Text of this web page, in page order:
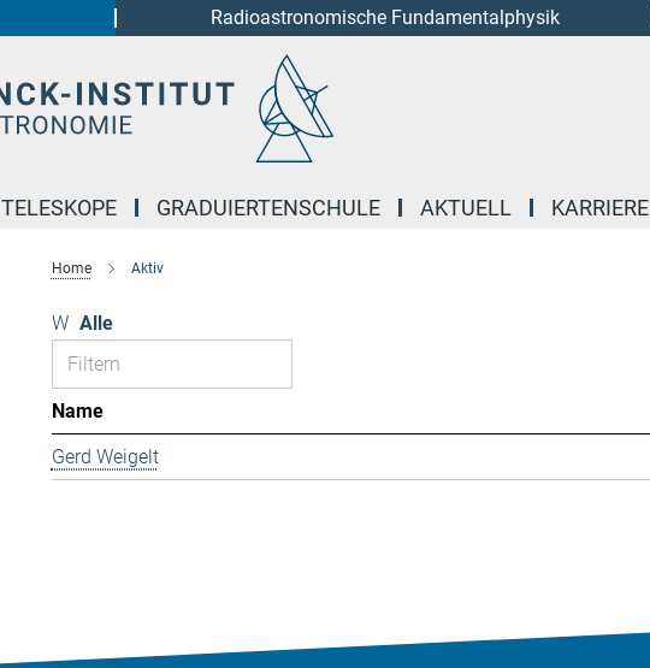
Radioastronomische Fundamentalphysik
TELESKOPE GRADUIERTENSCHULE AKTUELL KARRIERE
Home Aktiv
W Alle
Name
Gerd Weigelt